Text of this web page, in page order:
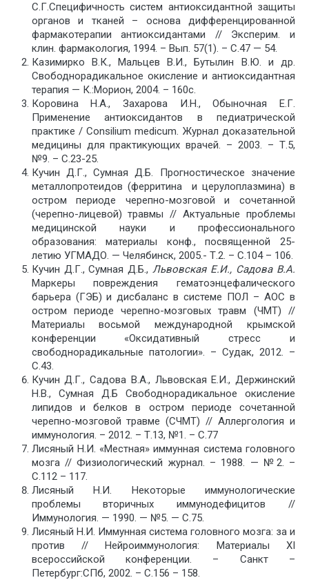
С.Г.Специфичность систем антиоксидантной защиты
органов и тканей – основа дифференцированной
фармакотерапии антиоксидантами // Эксперим. и
клин. фармакология, 1994. – Вып. 57(1). – С.47 — 54.
Казимирко В.К., Мальцев В.И., Бутылин В.Ю. и др.
Свободнорадикальное окисление и антиоксидантная
терапия — К.:Морион, 2004. – 160с.
Коровина Н.А., Захарова И.Н., Обыночная Е.Г.
Применение антиоксидантов в педиатрической
практике / Consilium medicum. Журнал доказательной
медицины для практикующих врачей. – 2003. – Т.5,
№9. – С.23-25.
Кучин Д.Г., Сумная Д.Б. Прогностическое значение
металлопротеидов (ферритина и церулоплазмина) в
остром периоде черепно-мозговой и сочетанной
(черепно-лицевой) травмы // Актуальные проблемы
медицинской науки и профессионального
образования: материалы конф., посвященной 25-
летию УГМАДО. — Челябинск, 2005.- Т.2. – С.104 – 106.
Кучин Д.Г., Сумная Д.Б.,Львовская Е.И., Садова В.А.
Маркеры повреждения гематоэнцефалического
барьера (ГЭБ) и дисбаланс в системе ПОЛ – АОС в
остром периоде черепно-мозговых травм (ЧМТ) //
Материалы восьмой международной крымской
конференции «Оксидативный стресс и
свободнорадикальные патологии». – Судак, 2012. –
С.43.
Кучин Д.Г., Садова В.А., Львовская Е.И., Держинский
Н.В., Сумная Д.Б Свободнорадикальное окисление
липидов и белков в остром периоде сочетанной
черепно-мозговой травме (СЧМТ) // Аллергология и
иммунология. – 2012. – Т.13, №1. – С.77
Лисяный Н.И. «Местная» иммунная система головного
мозга // Физиологический журнал. – 1988. — №2. –
С.112 – 117.
Лисяный Н.И. Некоторые иммунологические
проблемы вторичных иммунодефицитов //
Иммунология. — 1990. — №5. — С.75.
Лисяный Н.И. Иммунная система головного мозга: за и
против // Нейроиммунология: Материалы ХI
всероссийской конференции. – Санкт –
Петербург:СПб, 2002. – С.156 – 158.